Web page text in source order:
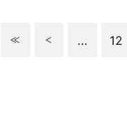
... 12